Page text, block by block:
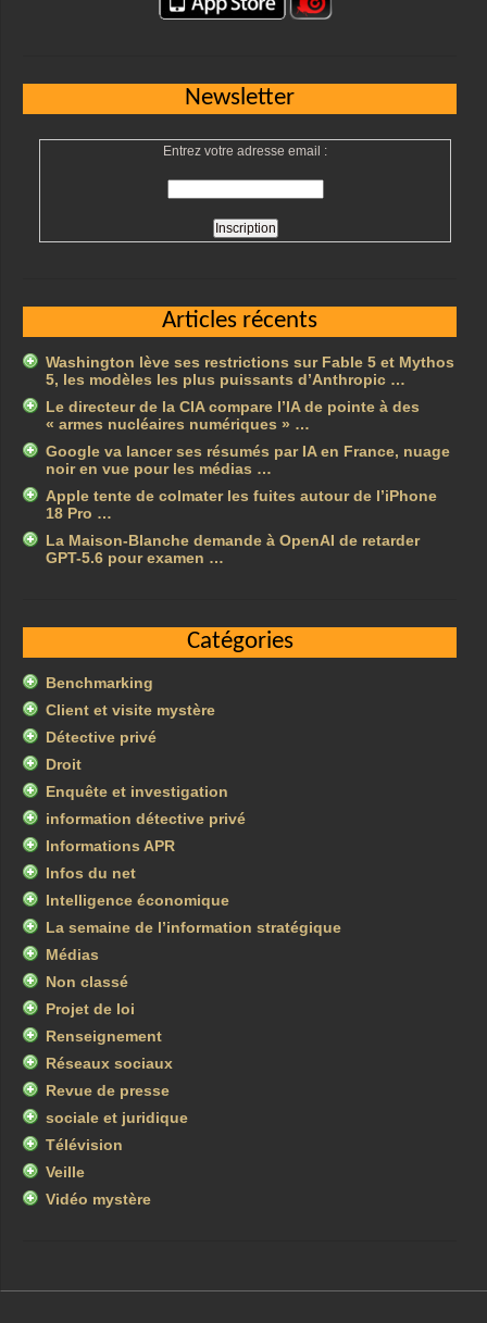
Newsletter
Entrez votre adresse email :
Articles récents
Washington lève ses restrictions sur Fable 5 et Mythos
5, les modèles les plus puissants d’Anthropic …
Le directeur de la CIA compare l’IA de pointe à des
« armes nucléaires numériques » …
Google va lancer ses résumés par IA en France, nuage
noir en vue pour les médias …
Apple tente de colmater les fuites autour de l’iPhone
18 Pro …
La Maison-Blanche demande à OpenAI de retarder
GPT-5.6 pour examen …
Catégories
Benchmarking
Client et visite mystère
Détective privé
Droit
Enquête et investigation
information détective privé
Informations APR
Infos du net
Intelligence économique
La semaine de l’information stratégique
Médias
Non classé
Projet de loi
Renseignement
Réseaux sociaux
Revue de presse
sociale et juridique
Télévision
Veille
Vidéo mystère